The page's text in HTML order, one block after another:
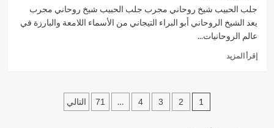
الحبيب
للزواج
بك
جلب الحبيب شيخ روحاني مجرب جلب الحبيب شيخ روحاني مجرب
يعد الشيخ الروحاني أبو البراء التيجاني من الأسماء اللامعة والبارزة في
عالم الروحانيات...
إقرأ المزيد
تعدد
1
2
3
4
…
71 التالي